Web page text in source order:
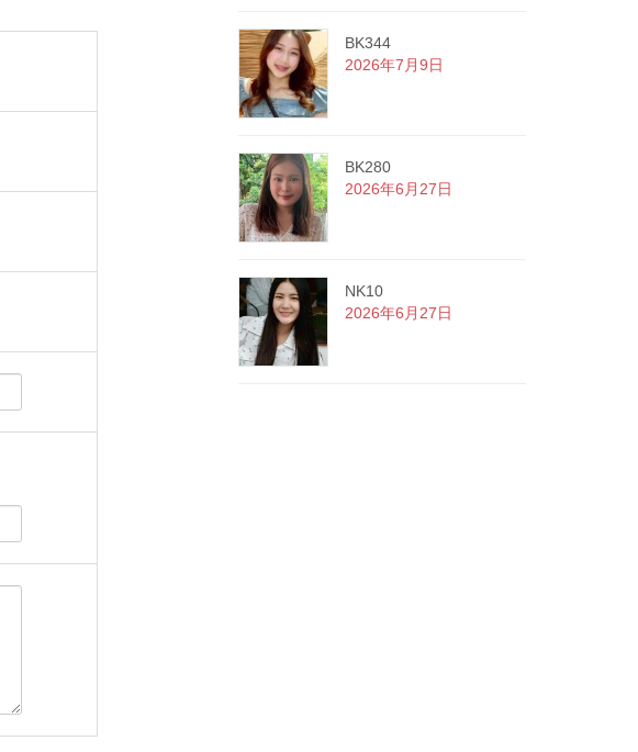
BK344
2026年7月9日
BK280
2026年6月27日
NK10
2026年6月27日